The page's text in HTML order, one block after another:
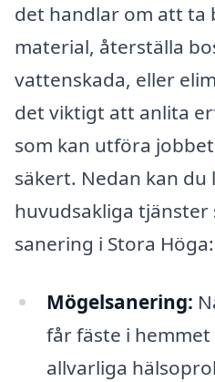
det handlar om att ta
material, återställa
vattenskada, eller
det viktigt att anlita
som kan utföra
säkert. Nedan kan du
huvudsakliga
sanering i Stora Höga:
Mögelsanering:
får fäste i
allvarliga